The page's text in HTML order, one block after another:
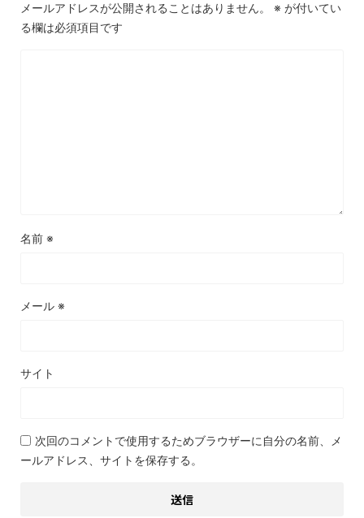
メールアドレスが公開されることはありません。 ※ が付いてい
る欄は必須項目です
名前 ※
メール ※
サイト
次回のコメントで使用するためブラウザーに自分の名前、メ
ールアドレス、サイトを保存する。